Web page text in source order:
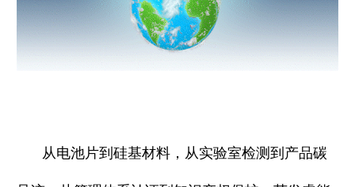
从电池片到硅基材料，从实验室检测到产品碳